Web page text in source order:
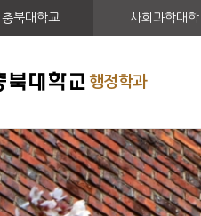
충북대학교 사회과학대학
행정학과